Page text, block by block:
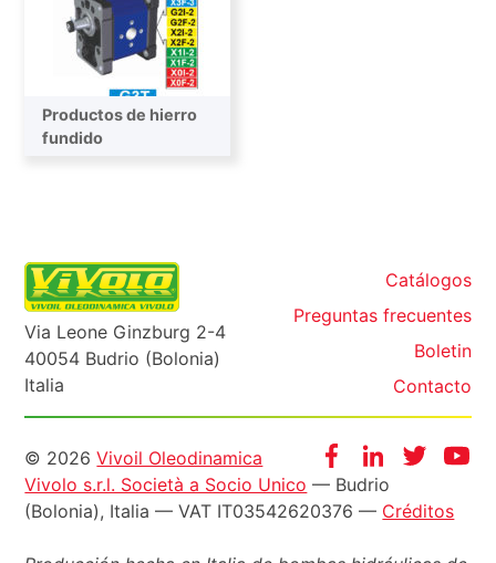
Bombas primarias
Productos de hierro
fundido
Via Leone Ginzburg 2-4
40054 Budrio (Bolonia)
Italia
Catálogos
Preguntas frecuentes
Boletin
Contacto
FacebookInstagram
Twitter
Informazioni
legali
© 2026Vivoil Oleodinamica
Vivolo s.r.l. Società a Socio Unico — Budrio
(Bolonia), Italia — VAT IT03542620376 — Créditos